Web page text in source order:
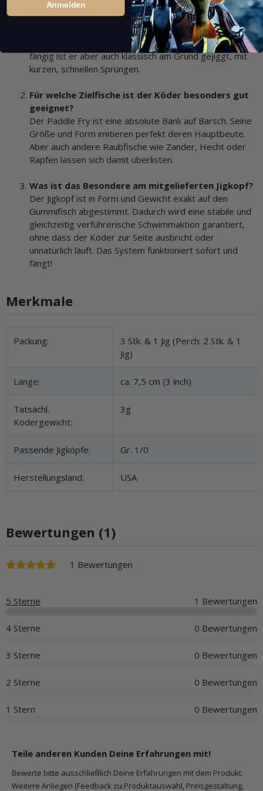
Wie führe ich den 3" Paddle Fry am besten?
Du kannst den Paddle Fry sehr vielseitig führen. Eine
einfache und sehr effektive Methode ist das simple
Einleiern (Steady Retrieve) im Mittelwasser. Genauso
fängig ist er aber auch klassisch am Grund gejiggt, mit
kurzen, schnellen Sprüngen.
Für welche Zielfische ist der Köder besonders gut
geeignet?
Der Paddle Fry ist eine absolute Bank auf Barsch. Seine
Größe und Form imitieren perfekt deren Hauptbeute.
Aber auch andere Raubfische wie Zander, Hecht oder
Rapfen lassen sich damit überlisten.
Was ist das Besondere am mitgelieferten Jigkopf?
Der Jigkopf ist in Form und Gewicht exakt auf den
Gummifisch abgestimmt. Dadurch wird eine stabile und
gleichzeitig verführerische Schwimmaktion garantiert,
ohne dass der Köder zur Seite ausbricht oder
unnatürlich läuft. Das System funktioniert sofort und
fängt!
Merkmale
Produkteigenschaft
Wert
Packung:
3 Stk. & 1 Jig (Perch: 2 Stk. & 1
Jig)
Länge: ca. 7,5 cm (3 inch)
Tatsächl.
Ködergewicht:
3g
Passende Jigköpfe: Gr. 1/0
Herstellungsland: USA
Bewertungen (1)
1 Bewertungen
5 Sterne 1 Bewertungen
4 Sterne 0 Bewertungen
3 Sterne 0 Bewertungen
2 Sterne 0 Bewertungen
1 Stern 0 Bewertungen
Teile anderen Kunden Deine Erfahrungen mit!
Bewerte bitte ausschließlich Deine Erfahrungen mit dem Produkt.
Weitere Anliegen (Feedback zu Produktauswahl, Preisgestaltung,
Anmelden